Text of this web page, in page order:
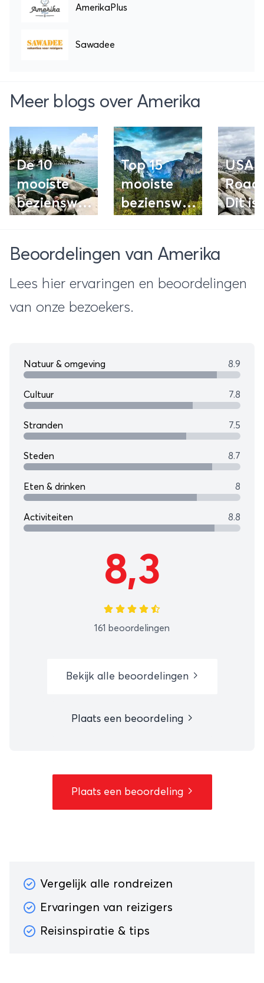
AmerikaPlus
Sawadee
Meer blogs over Amerika
De 10
mooiste
bezienswaardigheden
Top 15
mooiste
Park
USA
Dit is
Beoordelingen van Amerika
Lees hier ervaringen en beoordelingen
van onze bezoekers.
Natuur & omgeving 8.9
Cultuur 7.8
Stranden 7.5
Steden 8.7
Eten & drinken 8
Activiteiten 8.8
8,3
161 beoordelingen
Bekijk alle beoordelingen
Plaats een beoordeling
Plaats een beoordeling
Vergelijk alle rondreizen
Ervaringen van reizigers
Reisinspiratie & tips